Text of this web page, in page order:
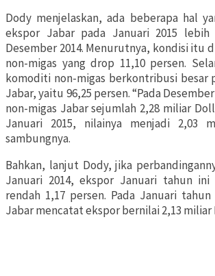
Dody menjelaskan, ada beberapa hal
ekspor Jabar pada Januari 2015 lebih
Desember 2014. Menurutnya, kondisi itu
non-migas yang drop 11,10 persen.
komoditi non-migas berkontribusi besar
Jabar, yaitu 96,25 persen. “Pada
non-migas Jabar sejumlah 2,28 miliar
Januari 2015, nilainya menjadi 2,03
sambungnya.
Bahkan, lanjut Dody, jika
Januari 2014, ekspor Januari tahun
rendah 1,17 persen. Pada Januari
Jabar mencatat ekspor bernilai 2,13 miliar